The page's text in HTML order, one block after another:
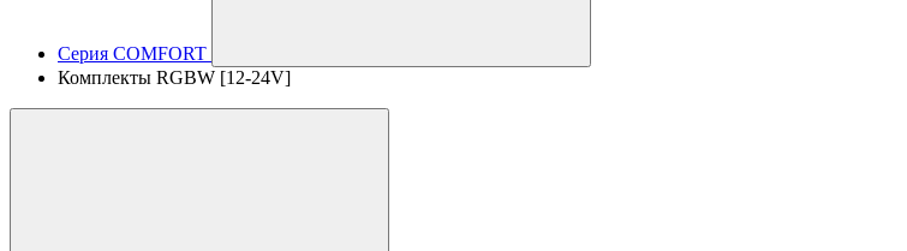
Серия COMFORT
Комплекты RGBW [12-24V]